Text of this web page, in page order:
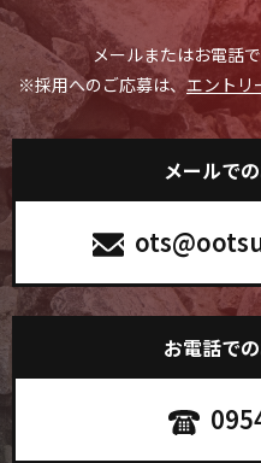
メールまたはお電話
※採用へのご応募は、エントリ
メールで
お電話で